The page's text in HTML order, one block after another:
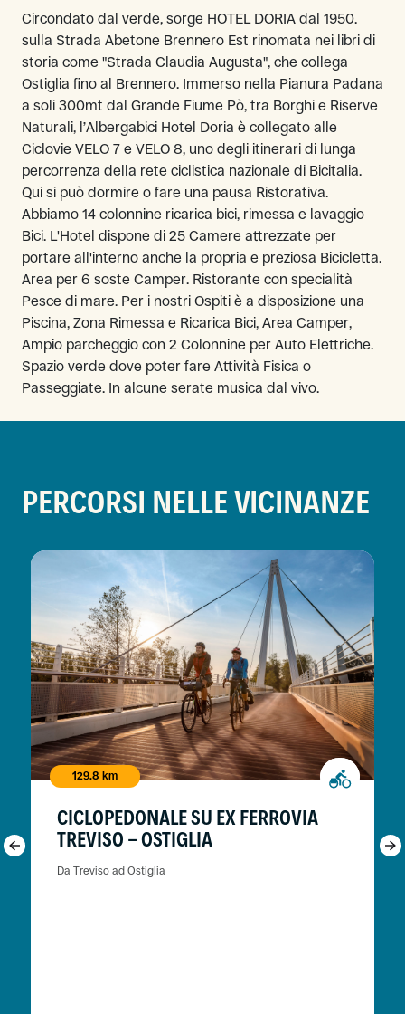
Circondato dal verde, sorge HOTEL DORIA dal 1950.
sulla Strada Abetone Brennero Est rinomata nei libri di
storia come "Strada Claudia Augusta", che collega
Ostiglia fino al Brennero. Immerso nella Pianura Padana
a soli 300mt dal Grande Fiume Pò, tra Borghi e Riserve
Naturali, l’Albergabici Hotel Doria è collegato alle
Ciclovie VELO 7 e VELO 8, uno degli itinerari di lunga
percorrenza della rete ciclistica nazionale di Bicitalia.
Qui si può dormire o fare una pausa Ristorativa.
Abbiamo 14 colonnine ricarica bici, rimessa e lavaggio
Bici. L'Hotel dispone di 25 Camere attrezzate per
portare all'interno anche la propria e preziosa Bicicletta.
Area per 6 soste Camper. Ristorante con specialità
Pesce di mare. Per i nostri Ospiti è a disposizione una
Piscina, Zona Rimessa e Ricarica Bici, Area Camper,
Ampio parcheggio con 2 Colonnine per Auto Elettriche.
Spazio verde dove poter fare Attività Fisica o
Passeggiate. In alcune serate musica dal vivo.
PERCORSI NELLE VICINANZE
129.8 km
CICLOPEDONALE SU EX FERROVIA
TREVISO - OSTIGLIA
Da Treviso ad Ostiglia